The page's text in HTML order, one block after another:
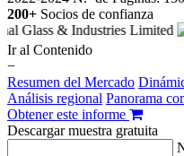
200+ Socios de confianza
Ir al Contenido
−
Resumen del Mercado
Análisis regional Panorama
Obtener este informe
Descargar muestra gratuita